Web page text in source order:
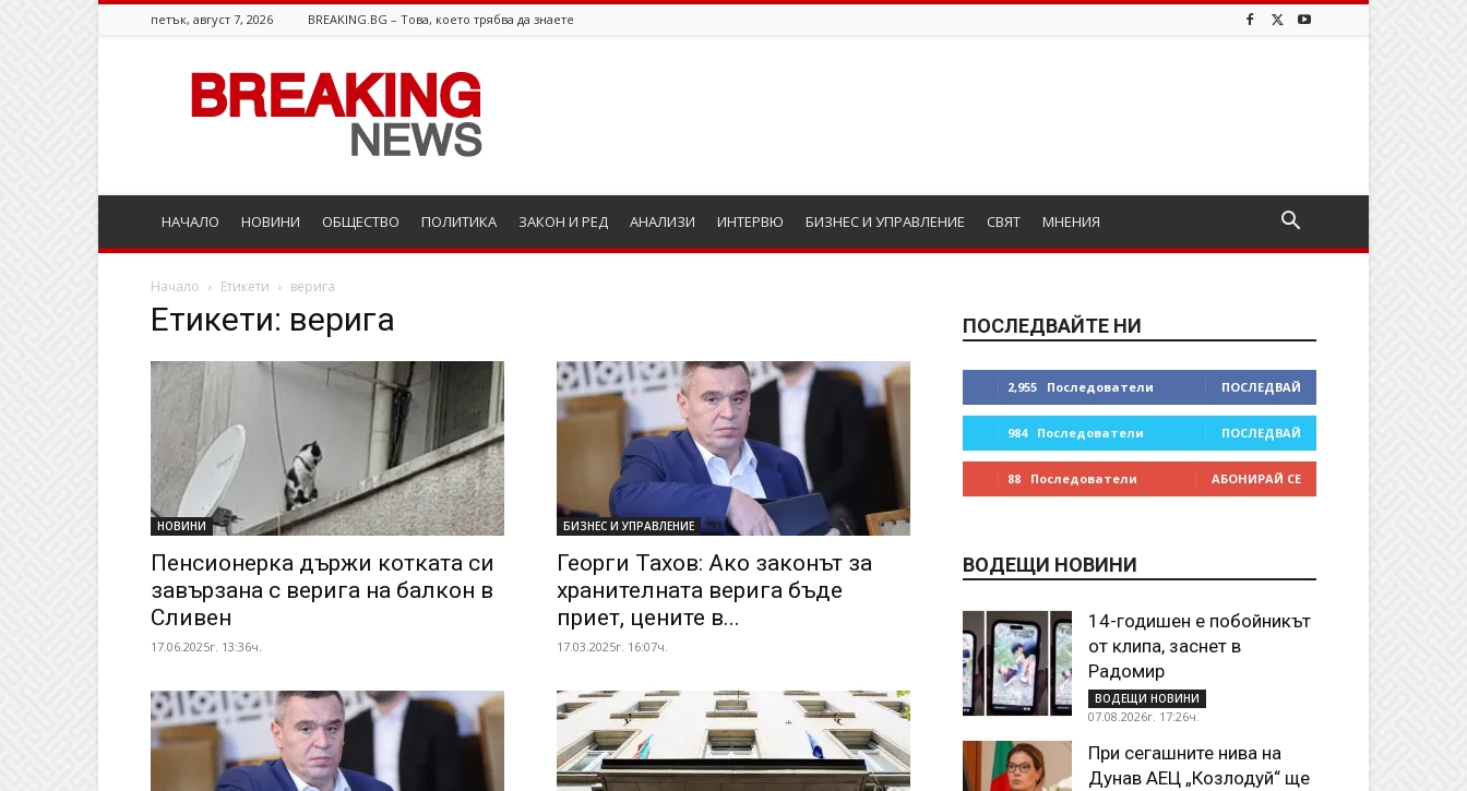
петък, август 7, 2026 BREAKING.BG – Това, което трябва да знаете
Breaking.bg
НАЧАЛО НОВИНИ ОБЩЕСТВО ПОЛИТИКА ЗАКОН И РЕД АНАЛИЗИ ИНТЕРВЮ БИЗНЕС И УПРАВЛЕНИЕ СВЯТ МНЕНИЯ
Начало Етикети верига
Етикети: верига
НОВИНИ
Пенсионерка държи котката си
завързана с верига на балкон в
Сливен
17.06.2025г. 13:36ч.
БИЗНЕС И УПРАВЛЕНИЕ
Георги Тахов: Ако законът за
хранителната верига бъде
приет, цените в...
17.03.2025г. 16:07ч.
ПОСЛЕДВАЙТЕ НИ
2,955 Последователи ПОСЛЕДВАЙ
984 Последователи ПОСЛЕДВАЙ
88 Последователи АБОНИРАЙ СЕ
ВОДЕЩИ НОВИНИ
14-годишен е побойникът
от клипа, заснет в
Радомир
ВОДЕЩИ НОВИНИ
07.08.2026г. 17:26ч.
При сегашните нива на
Дунав АЕЦ „Козлодуй“ ще